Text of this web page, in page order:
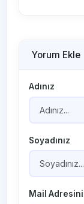
Yorum Ekle
Adınız
Soyadınız
Mail